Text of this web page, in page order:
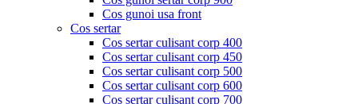
Cos gunoi usa front
Cos sertar
Cos sertar culisant corp 400
Cos sertar culisant corp 450
Cos sertar culisant corp 500
Cos sertar culisant corp 600
Cos sertar culisant corp 700